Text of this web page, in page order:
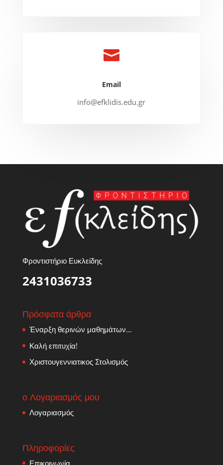

Email
info@efklidis.edu.gr
Φροντιστήριο Ευκλείδης
2431036733
Πρόσφατα άρθρα
Έναρξη θερινών μαθημάτων…
Καλή επιτυχία!
Χριστουγεννιατικος Στολισμός
ο Λογαριασμός μου
Λογαριασμός
Πληροφορίες
Επικοινωνία